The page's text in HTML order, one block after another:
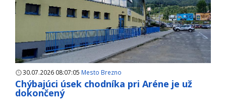
30.07.2026 08:07:05 Mesto Brezno
Chýbajúci úsek chodníka pri Aréne je už
dokončený